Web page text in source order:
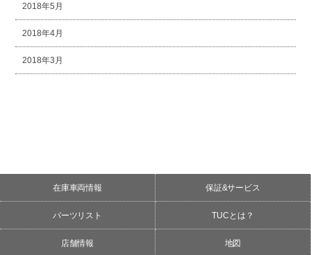
2018年5月
2018年4月
2018年3月
在庫車両情報 保証&サービス
パーツリスト TUCとは？
店舗情報 地図